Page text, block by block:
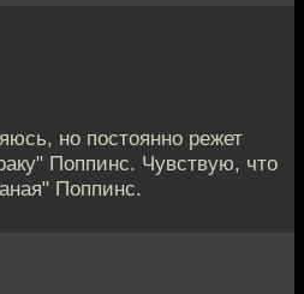
но постоянно режет
Поппинс. Чувствую, что
Поппинс.